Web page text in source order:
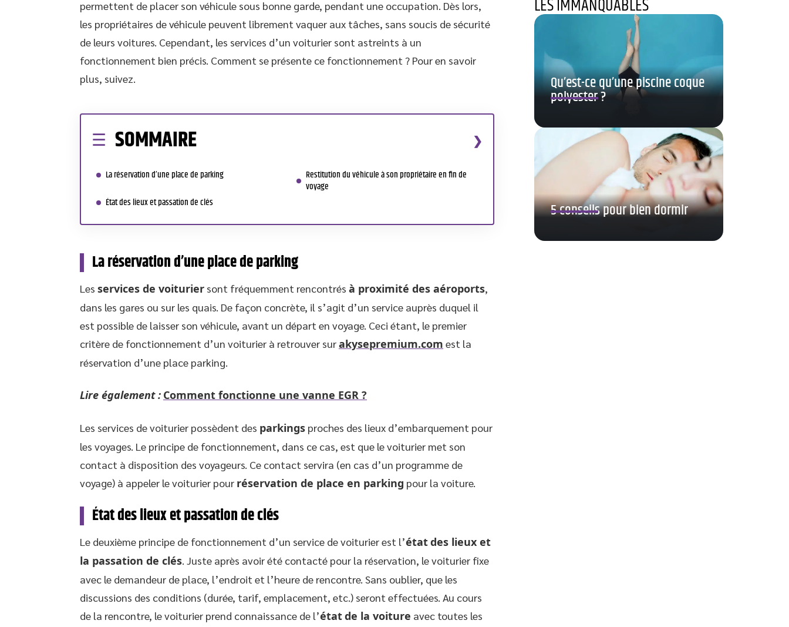
permettent de placer son véhicule sous bonne garde, pendant une occupation. Dès lors,
les propriétaires de véhicule peuvent librement vaquer aux tâches, sans soucis de sécurité
de leurs voitures. Cependant, les services d’un voiturier sont astreints à un
fonctionnement bien précis. Comment se présente ce fonctionnement ? Pour en savoir
plus, suivez.
SOMMAIRE
La réservation d’une place de parking
État des lieux et passation de clés
Restitution du véhicule à son propriétaire en fin de
voyage
La réservation d’une place de parking
Les services de voiturier sont fréquemment rencontrés à proximité des aéroports,
dans les gares ou sur les quais. De façon concrète, il s’agit d’un service auprès duquel il
est possible de laisser son véhicule, avant un départ en voyage. Ceci étant, le premier
critère de fonctionnement d’un voiturier à retrouver surakysepremium.com est la
réservation d’une place parking.
Lire également : Comment fonctionne une vanne EGR ?
Les services de voiturier possèdent des parkings proches des lieux d’embarquement pour
les voyages. Le principe de fonctionnement, dans ce cas, est que le voiturier met son
contact à disposition des voyageurs. Ce contact servira (en cas d’un programme de
voyage) à appeler le voiturier pour réservation de place en parking pour la voiture.
État des lieux et passation de clés
Le deuxième principe de fonctionnement d’un service de voiturier est l’étatdes lieux et
la passation de clés. Juste après avoir été contacté pour la réservation, le voiturier fixe
avec le demandeur de place, l’endroit et l’heure de rencontre. Sans oublier, que les
discussions des conditions (durée, tarif, emplacement, etc.) seront effectuées. Au cours
de la rencontre, le voiturier prend connaissance de l’étatde la voiture avec toutes les
LES IMMANQUABLES
Qu’est-ce qu’une piscine coque
polyester ?
5 conseils pour bien dormir